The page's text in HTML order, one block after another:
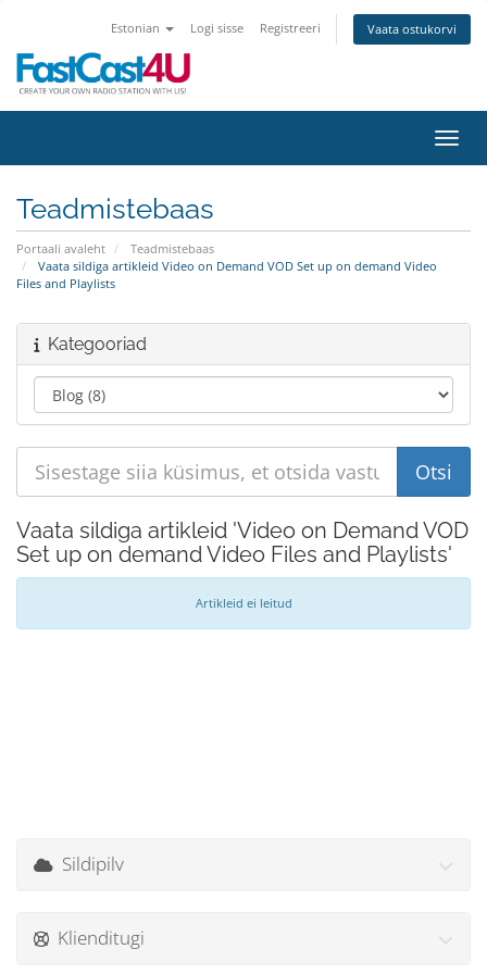
Estonian Logi sisse Registreeri Vaata ostukorvi
Teadmistebaas
Portaali avaleht
Teadmistebaas
Vaata sildiga artikleid Video on Demand VOD Set up on demand Video
Files and Playlists
Kategooriad
Vaata sildiga artikleid 'Video on Demand VOD
Set up on demand Video Files and Playlists'
Artikleid ei leitud
Sildipilv
Klienditugi